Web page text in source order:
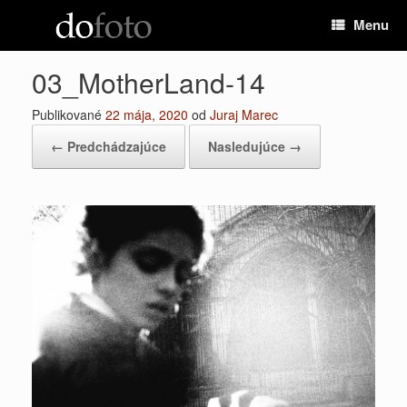
Menu
03_MotherLand-14
Publikované 22 mája, 2020 od Juraj Marec
← Predchádzajúce
Nasledujúce →